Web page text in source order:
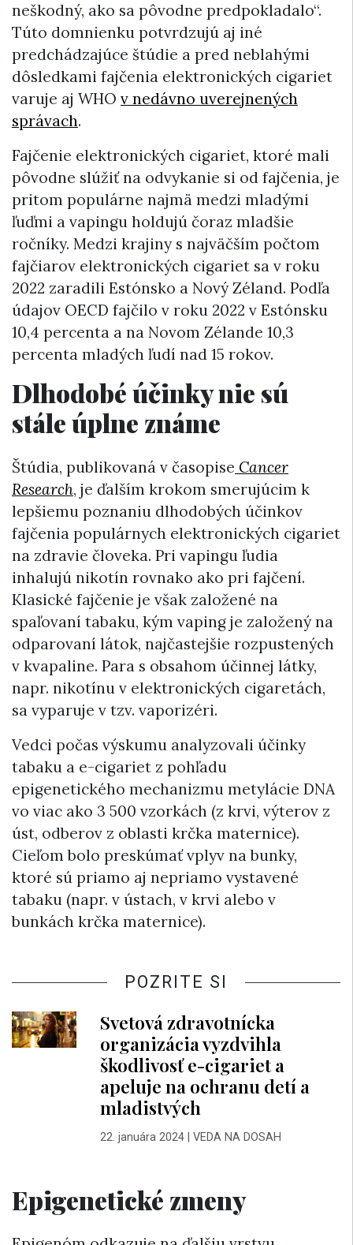
neškodný, ako sa pôvodne predpokladalo“.
Túto domnienku potvrdzujú aj iné
predchádzajúce štúdie a pred neblahými
dôsledkami fajčenia elektronických cigariet
varuje aj WHO v nedávno uverejnených
správach.
Fajčenie elektronických cigariet, ktoré mali
pôvodne slúžiť na odvykanie si od fajčenia, je
pritom populárne najmä medzi mladými
ľuďmi a vapingu holdujú čoraz mladšie
ročníky. Medzi krajiny s najväčším počtom
fajčiarov elektronických cigariet sa v roku
2022 zaradili Estónsko a Nový Zéland. Podľa
údajov OECD fajčilo v roku 2022 v Estónsku
10,4 percenta a na Novom Zélande 10,3
percenta mladých ľudí nad 15 rokov.
Dlhodobé účinky nie sú
stále úplne známe
Štúdia, publikovaná v časopise Cancer
Research, je ďalším krokom smerujúcim k
lepšiemu poznaniu dlhodobých účinkov
fajčenia populárnych elektronických cigariet
na zdravie človeka. Pri vapingu ľudia
inhalujú nikotín rovnako ako pri fajčení.
Klasické fajčenie je však založené na
spaľovaní tabaku, kým vaping je založený na
odparovaní látok, najčastejšie rozpustených
v kvapaline. Para s obsahom účinnej látky,
napr. nikotínu v elektronických cigaretách,
sa vyparuje v tzv. vaporizéri.
Vedci počas výskumu analyzovali účinky
tabaku a e-cigariet z pohľadu
epigenetického mechanizmu metylácie DNA
vo viac ako 3 500 vzorkách (z krvi, výterov z
úst, odberov z oblasti krčka maternice).
Cieľom bolo preskúmať vplyv na bunky,
ktoré sú priamo aj nepriamo vystavené
tabaku (napr. v ústach, v krvi alebo v
bunkách krčka maternice).
POZRITE SI
Svetová zdravotnícka
organizácia vyzdvihla
škodlivosť e-cigariet a
apeluje na ochranu detí a
mladistvých
22. januára 2024| VEDA NA DOSAH
Epigenetické zmeny